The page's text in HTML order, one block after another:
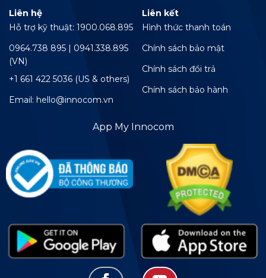
Liên hệ
Hỗ trợ kỹ thuật: 1900.068.895
0964.738 895 | 0941.338.895
(VN)
+1 661 422 5036 (US & others)
Email: hello@innocom.vn
Liên kết
Hình thức thanh toán
Chính sách bảo mật
Chính sách đổi trả
Chính sách bảo hành
App My Innocom